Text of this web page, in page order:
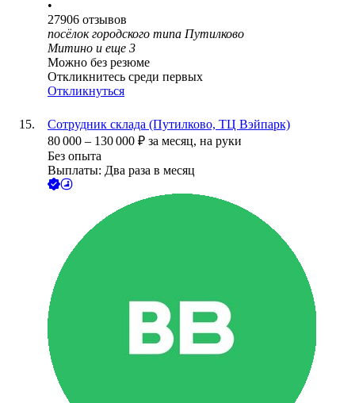
•
27906 отзывов
посёлок городского типа Путилково
Митино и еще 3
Можно без резюме
Откликнитесь среди первых
Откликнуться
Сотрудник склада (Путилково, ТЦ Вэйпарк)
80 000 – 130 000 ₽ за месяц, на руки
Без опыта
Выплаты: Два раза в месяц